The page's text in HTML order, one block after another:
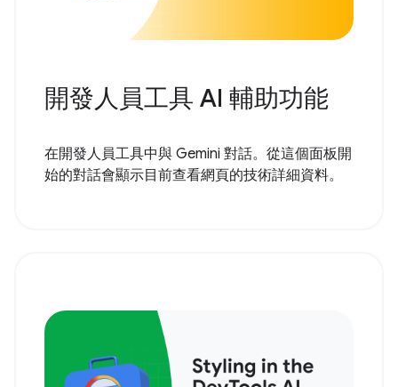
開發人員工具 AI 輔助功能
在開發人員工具中與 Gemini 對話。從這個面板開
始的對話會顯示目前查看網頁的技術詳細資料。